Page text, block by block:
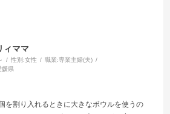
ィママ
性別:女性 職業:専業主婦(夫)
媛県
を割り入れるときに大きなボウルを使うの